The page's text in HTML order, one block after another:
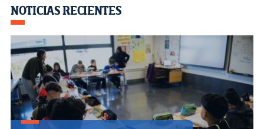
Navegación
de
entradas
NOTICIAS RECIENTES